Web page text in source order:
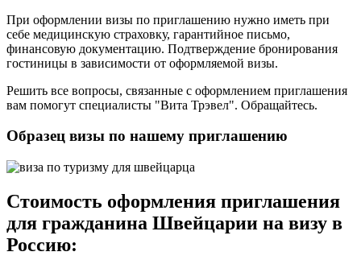
При оформлении визы по приглашению нужно иметь при
себе медицинскую страховку, гарантийное письмо,
финансовую документацию. Подтверждение бронирования
гостиницы в зависимости от оформляемой визы.
Решить все вопросы, связанные с оформлением приглашения
вам помогут специалисты "Вита Трэвел". Обращайтесь.
Образец визы по нашему приглашению
Стоимость оформления приглашения
для гражданина Швейцарии на визу в
Россию: